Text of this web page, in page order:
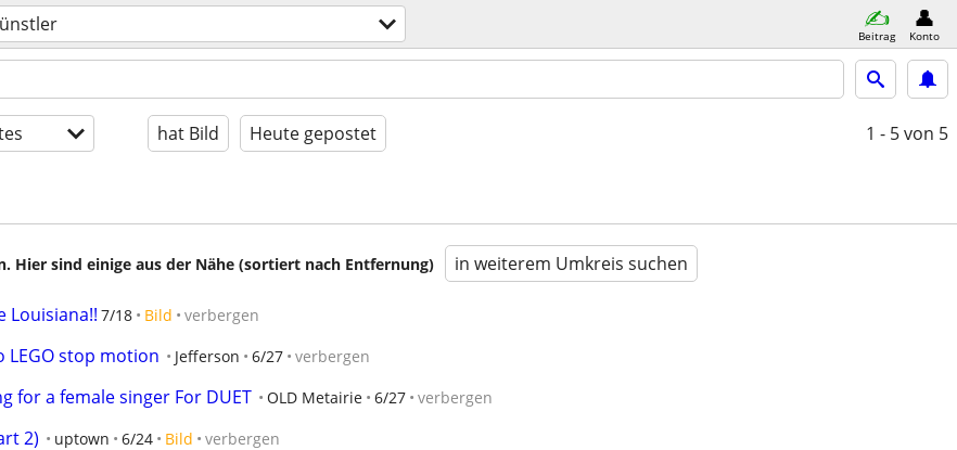
Beitrag Konto
hat Bild Heute gepostet 1 - 5von 5
Hier sind einige aus der Nähe (sortiert nach Entfernung) in weiterem Umkreis suchen
Louisiana!! 7/18 Bild verbergen
stop motion Jefferson 6/27 verbergen
for a female singer For DUET OLD Metairie 6/27 verbergen
2) uptown 6/24 Bild verbergen